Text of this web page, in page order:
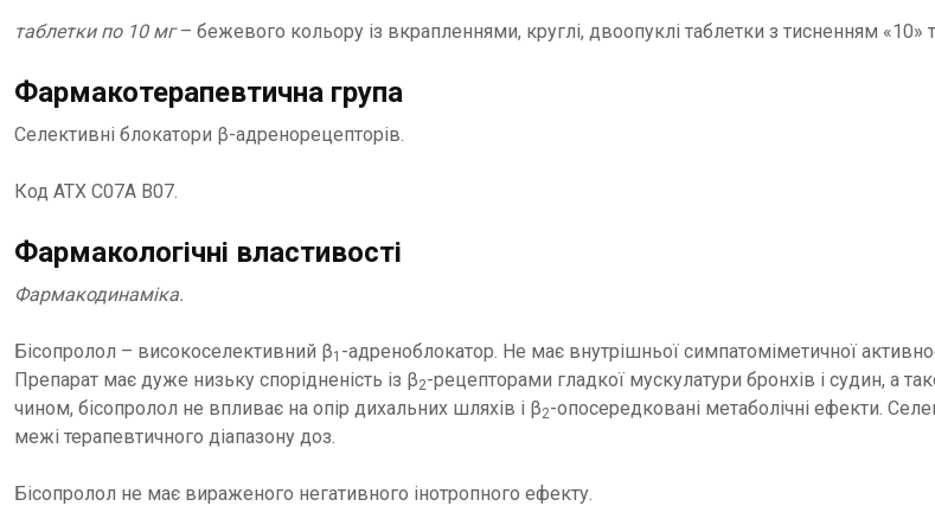
таблетки по 10 мг– бежевого кольору із вкрапленнями, круглі, двоопуклі таблетки з тисненням «10»
Фармакотерапевтична група
Селективні блокатори β-адренорецепторів.
Код АТХ С07А В07.
Фармакологічні властивості
Фармакодинаміка.
Бісопролол – високоселективний β1 -адреноблокатор. Не має внутрішньої симпатоміметичної
Препарат має дуже низьку спорідненість із β2-рецепторами гладкої мускулатури бронхів і судин, а
чином, бісопролол не впливає на опір дихальних шляхів і β2-опосередковані метаболічні ефекти.
межі терапевтичного діапазону доз.
Бісопролол не має вираженого негативного інотропного ефекту.